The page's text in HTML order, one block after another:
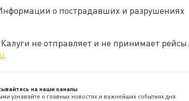
о пострадавших и разрушениях
не отправляет и не принимает рейсы.
.
на наши каналы
узнавайте о главных новостях и важнейших событиях дня.